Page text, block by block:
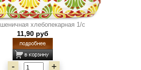
хлебопекарная 1/с
11,90 руб
- +